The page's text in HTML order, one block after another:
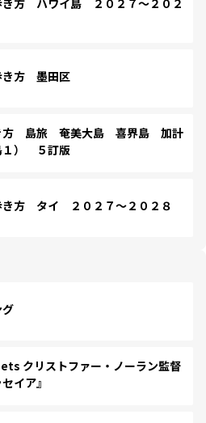
き方 墨田区
方 島旅 奄美大島 喜界島 加計
１） ５訂版
方 タイ ２０２７～２０２８
クリストファー・ノーラン監督
イア』